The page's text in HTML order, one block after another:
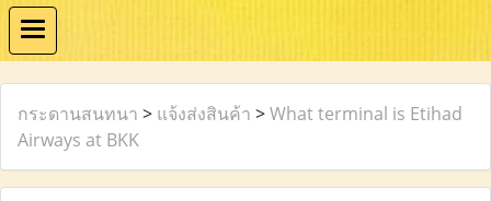
กระดานสนทนา > แจ้งส่งสินค้า >What terminal is Etihad
Airways at BKK